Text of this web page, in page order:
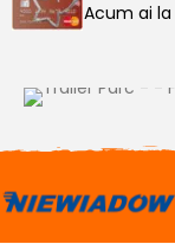
Acum ai